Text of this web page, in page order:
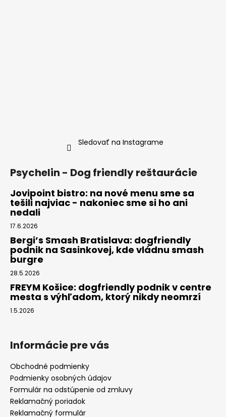
Sledovať na Instagrame
Psychelin - Dog friendly reštaurácie
Jovipoint bistro: na nové menu sme sa
tešili najviac - nakoniec sme si ho ani
nedali
17.6.2026
Bergi’s Smash Bratislava: dogfriendly
podnik na Sasinkovej, kde vládnu smash
burgre
28.5.2026
FREYM Košice: dogfriendly podnik v centre
mesta s výhľadom, ktorý nikdy neomrzí
1.5.2026
Informácie pre vás
Obchodné podmienky
Podmienky osobných údajov
Formulár na odstúpenie od zmluvy
Reklamačný poriadok
Reklamačný formulár